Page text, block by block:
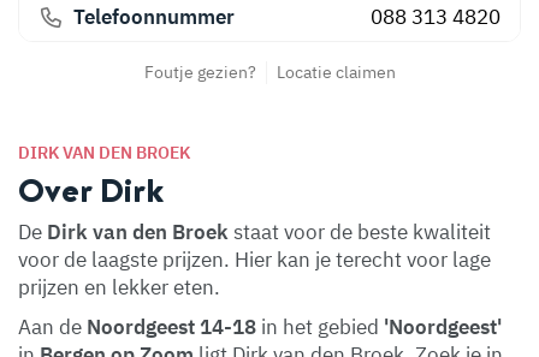
DIRK VAN DEN BROEK
Over Dirk
De Dirk van den Broekstaat voor de beste kwaliteit
voor de laagste prijzen. Hier kan je terecht voor lage
prijzen en lekker eten.
Aan de Noordgeest 14-18 in het gebied 'Noordgeest'
Telefoonnummer
088 313 4820
Foutje gezien? Locatie claimen